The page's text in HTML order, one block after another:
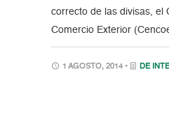
correcto de las divisas, el
Comercio Exterior
1 AGOSTO, 2014 • DE